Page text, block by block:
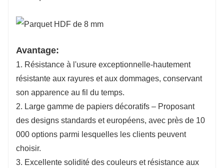
Avantage:
1. Résistance à l'usure exceptionnelle-hautement
résistante aux rayures et aux dommages, conservant
son apparence au fil du temps.
2. Large gamme de papiers décoratifs – Proposant
des designs standards et européens, avec près de 10
000 options parmi lesquelles les clients peuvent
choisir.
3. Excellente solidité des couleurs et résistance aux